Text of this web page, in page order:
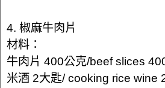
4. 椒麻牛肉片
材料：
牛肉片 400公克/beef slices
米酒 2大匙/ cooking rice wine